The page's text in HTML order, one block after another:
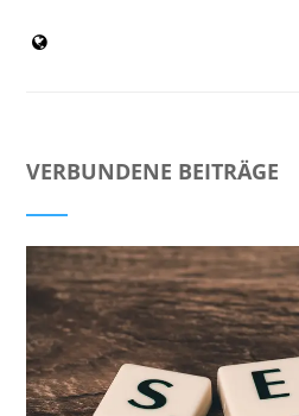
VERBUNDENE BEITRÄGE